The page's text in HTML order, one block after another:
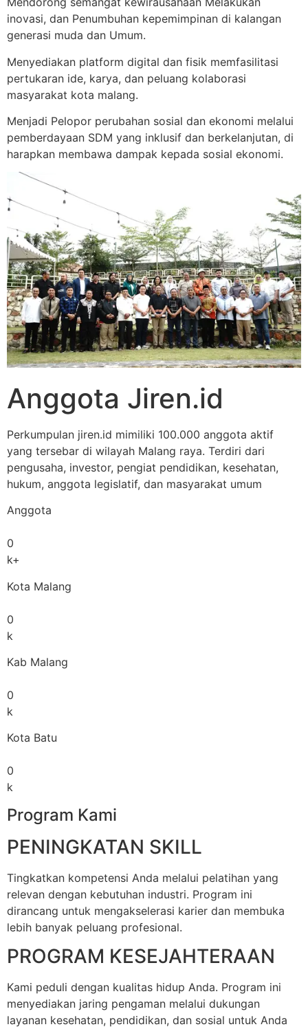
inovasi, dan Penumbuhan kepemimpinan di kalangan
generasi muda dan Umum.
Menyediakan platform digital dan fisik memfasilitasi
pertukaran ide, karya, dan peluang kolaborasi
masyarakat kota malang.
Menjadi Pelopor perubahan sosial dan ekonomi melalui
pemberdayaan SDM yang inklusif dan berkelanjutan, di
harapkan membawa dampak kepada sosial ekonomi.
Anggota Jiren.id
Perkumpulan jiren.id mimiliki 100.000 anggota aktif
yang tersebar di wilayah Malang raya. Terdiri dari
pengusaha, investor, pengiat pendidikan, kesehatan,
hukum, anggota legislatif, dan masyarakat umum
Anggota
0
k+
Kota Malang
0
k
Kab Malang
0
k
Kota Batu
0
k
Program Kami
PENINGKATAN SKILL
Tingkatkan kompetensi Anda melalui pelatihan yang
relevan dengan kebutuhan industri. Program ini
dirancang untuk mengakselerasi karier dan membuka
lebih banyak peluang profesional.
PROGRAM KESEJAHTERAAN
Kami peduli dengan kualitas hidup Anda. Program ini
menyediakan jaring pengaman melalui dukungan
layanan kesehatan, pendidikan, dan sosial untuk Anda